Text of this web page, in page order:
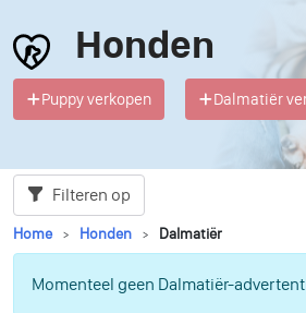
Honden
Puppy verkopen Dalmatiër
Filteren op
Home Honden Dalmatiër
Momenteel geen Dalmatiër-